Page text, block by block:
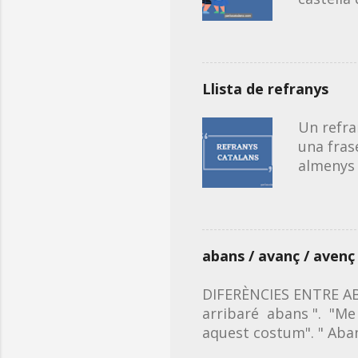
Acudits
en
Llista de refranys
Un
una
solució.
Si vols,
❗Pots
abans / avanç / avenç
DIFERÈNCIES
arribaré abans ". "Me
aquest costum". "